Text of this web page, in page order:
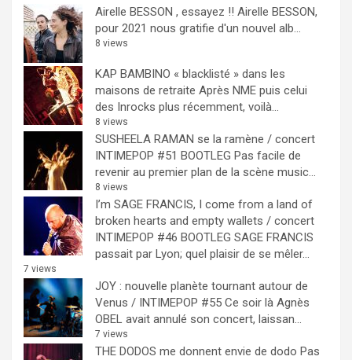
Airelle BESSON , essayez !! Airelle BESSON,
pour 2021 nous gratifie d'un nouvel alb...
8 views
KAP BAMBINO « blacklisté » dans les
maisons de retraite Après NME puis celui
des Inrocks plus récemment, voilà...
8 views
SUSHEELA RAMAN se la ramène / concert
INTIMEPOP #51 BOOTLEG Pas facile de
revenir au premier plan de la scène music...
8 views
I’m SAGE FRANCIS, I come from a land of
broken hearts and empty wallets / concert
INTIMEPOP #46 BOOTLEG SAGE FRANCIS
passait par Lyon; quel plaisir de se mêler...
7 views
JOY : nouvelle planète tournant autour de
Venus / INTIMEPOP #55 Ce soir là Agnès
OBEL avait annulé son concert, laissan...
7 views
THE DODOS me donnent envie de dodo Pas